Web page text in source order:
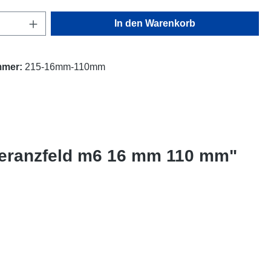
Anzahl: Gib den gewünschten Wert ein
In den Warenkorb
215-16mm-110mm
m6 16 mm 110 mm"